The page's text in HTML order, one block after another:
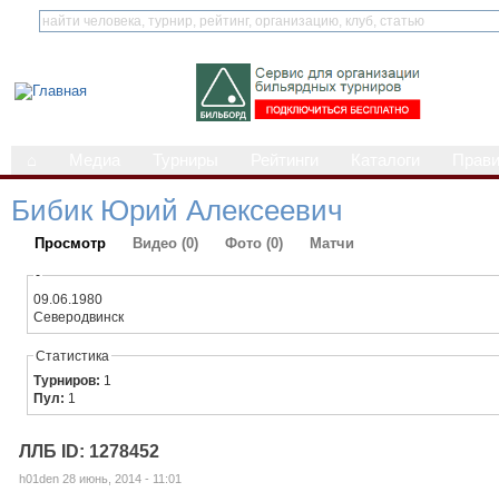
Бибик Юрий Алексеевич
Просмотр Видео (0) Фото (0) Матчи
-
09.06.1980
Северодвинск
Статистика
Турниров: 1
Пул: 1
ЛЛБ ID: 1278452
h01den 28 июнь, 2014 - 11:01